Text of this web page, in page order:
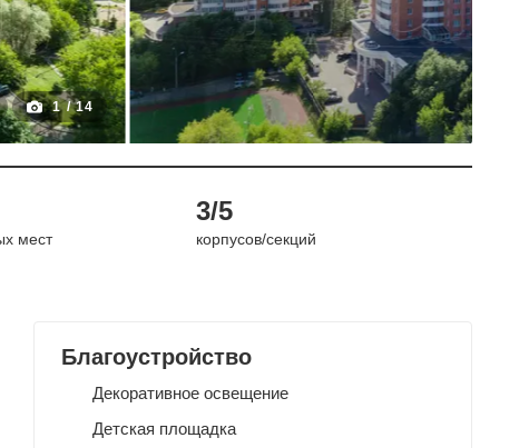
1/14
мест
3/5
корпусов/секций
Благоустройство
Декоративное освещение
Детская площадка